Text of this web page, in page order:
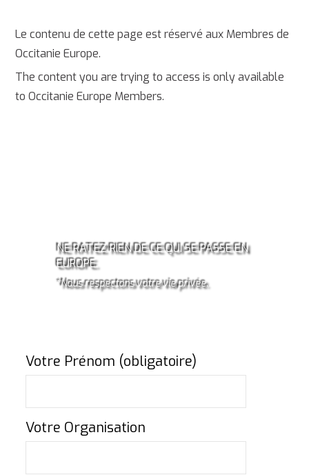
Le contenu de cette page est réservé aux Membres de
Occitanie Europe.
The content you are trying to access is only available
to Occitanie Europe Members.
NE RATEZ RIEN DE CE QUI SE PASSE EN
EUROPE.
*Nous respectons votre vie privée.
Votre Prénom (obligatoire)
Votre Organisation